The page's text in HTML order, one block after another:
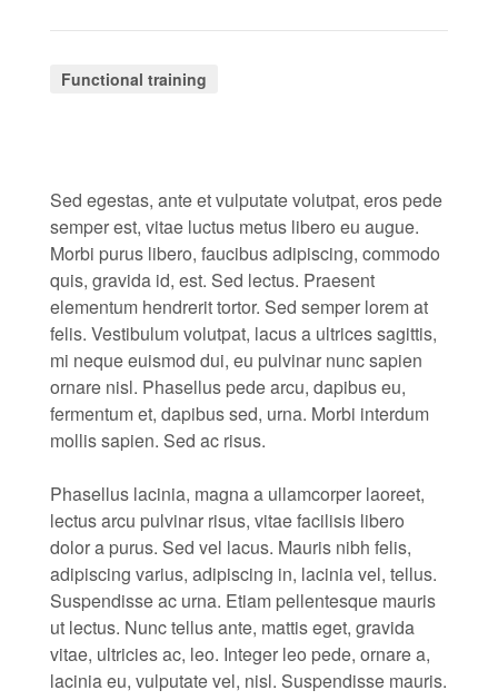
Functional training
Sed egestas, ante et vulputate volutpat, eros pede
semper est, vitae luctus metus libero eu augue.
Morbi purus libero, faucibus adipiscing, commodo
quis, gravida id, est. Sed lectus. Praesent
elementum hendrerit tortor. Sed semper lorem at
felis. Vestibulum volutpat, lacus a ultrices sagittis,
mi neque euismod dui, eu pulvinar nunc sapien
ornare nisl. Phasellus pede arcu, dapibus eu,
fermentum et, dapibus sed, urna. Morbi interdum
mollis sapien. Sed ac risus.
Phasellus lacinia, magna a ullamcorper laoreet,
lectus arcu pulvinar risus, vitae facilisis libero
dolor a purus. Sed vel lacus. Mauris nibh felis,
adipiscing varius, adipiscing in, lacinia vel, tellus.
Suspendisse ac urna. Etiam pellentesque mauris
ut lectus. Nunc tellus ante, mattis eget, gravida
vitae, ultricies ac, leo. Integer leo pede, ornare a,
lacinia eu, vulputate vel, nisl. Suspendisse mauris.